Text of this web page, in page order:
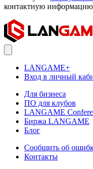
контактную информацию
LANGAME+
Вход в личный
Для бизнеса
ПО для клубов
LANGAME
Биржа LANGAME
Блог
Сообщить об
Контакты